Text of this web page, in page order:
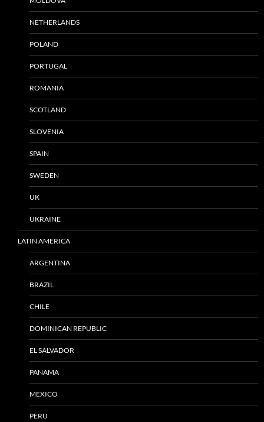
NETHERLANDS
POLAND
PORTUGAL
ROMANIA
SCOTLAND
SLOVENIA
SPAIN
SWEDEN
UK
UKRAINE
LATIN AMERICA
ARGENTINA
BRAZIL
CHILE
DOMINICAN REPUBLIC
EL SALVADOR
PANAMA
MEXICO
PERU